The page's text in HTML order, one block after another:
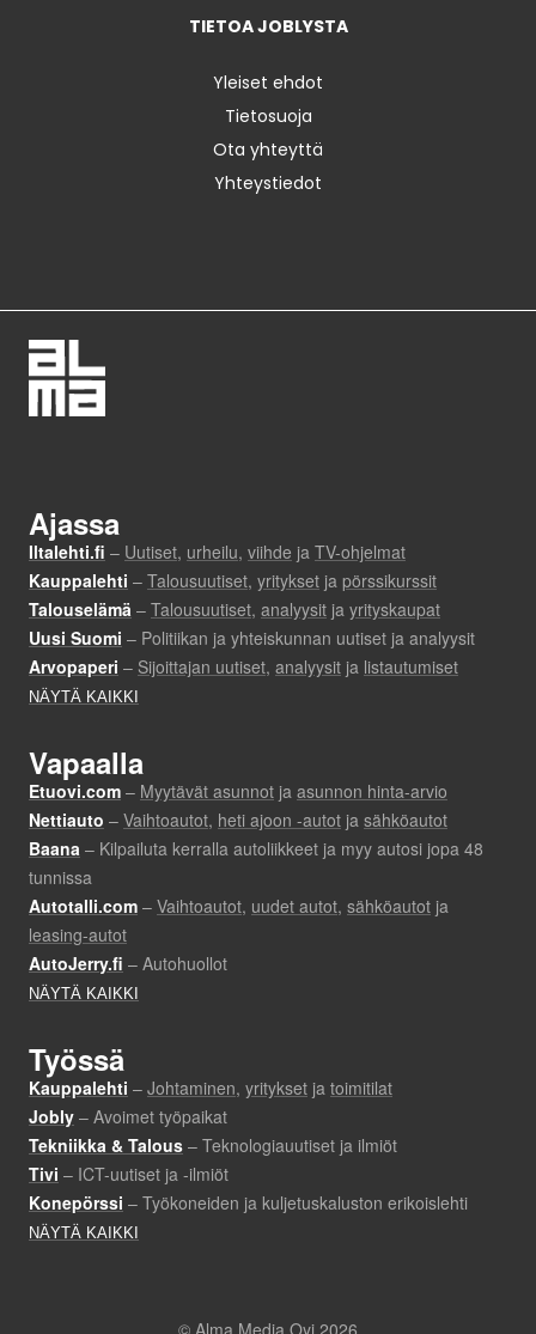
TIETOA JOBLYSTA
Yleiset ehdot
Tietosuoja
Ota yhteyttä
Yhteystiedot